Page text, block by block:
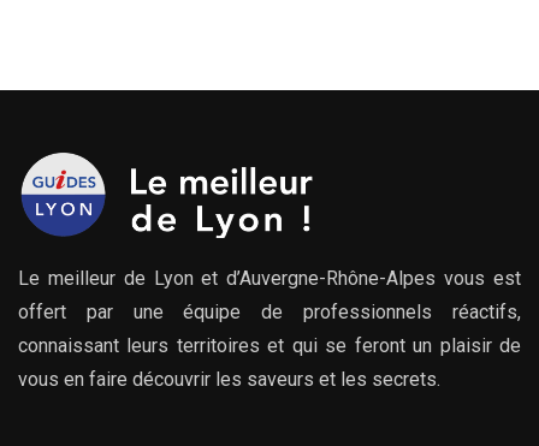
Le meilleur de Lyon et d’Auvergne-Rhône-Alpes vous est
offert par une équipe de professionnels réactifs,
connaissant leurs territoires et qui se feront un plaisir de
vous en faire découvrir les saveurs et les secrets.